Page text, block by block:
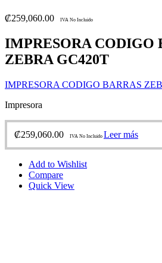
₡259,060.00 IVA No Incluido
IMPRESORA CODIGO
ZEBRA GC420T
IMPRESORA CODIGO BARRAS
Impresora
₡259,060.00 IVA No Incluido Leer más
Add to Wishlist
Compare
Quick View